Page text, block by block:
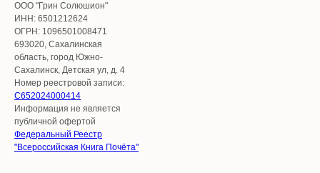
ООО "Грин Солюшион"
ИНН: 6501212624
ОГРН: 1096501008471
693020, Сахалинская
область, город Южно-
Сахалинск, Детская ул, д. 4
Номер реестровой записи:
С652024000414
Информация не является
публичной офертой
Федеральный Реестр
"Всероссийская Книга Почёта"